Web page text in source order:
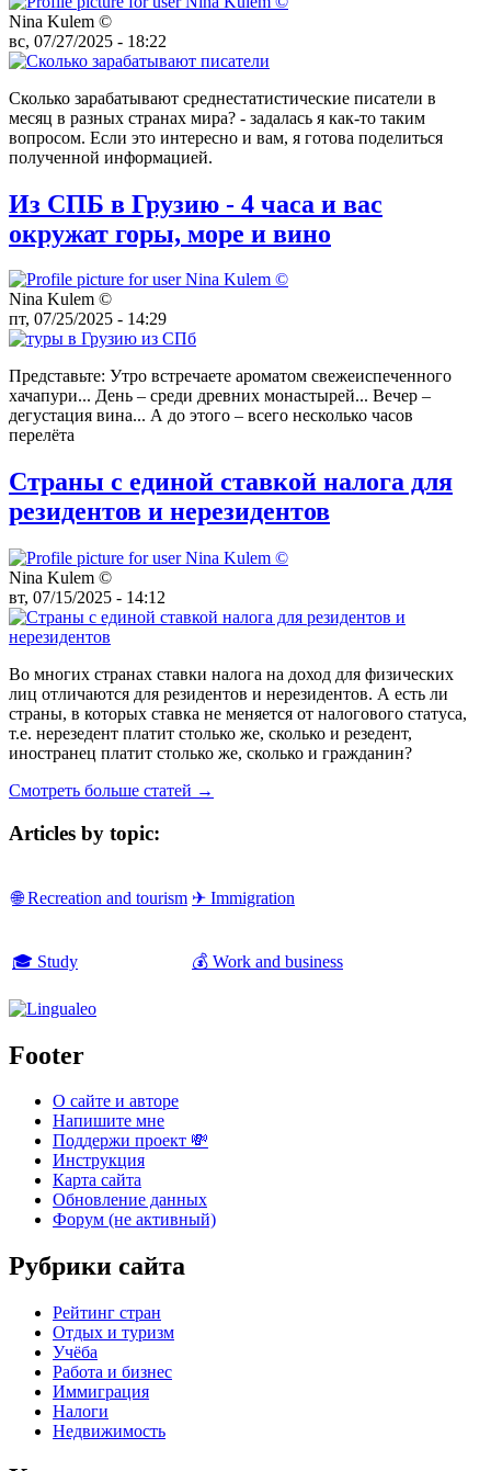
Nina Kulem ©️
вс, 07/27/2025 - 18:22
Сколько зарабатывают среднестатистические писатели в
месяц в разных странах мира? - задалась я как-то таким
вопросом. Если это интересно и вам, я готова поделиться
полученной информацией.
Из СПБ в Грузию - 4 часа и вас
окружат горы, море и вино
Nina Kulem ©️
пт, 07/25/2025 - 14:29
Представьте: Утро встречаете ароматом свежеиспеченного
хачапури... День – среди древних монастырей... Вечер –
дегустация вина... А до этого – всего несколько часов
перелёта
Страны с единой ставкой налога для
резидентов и нерезидентов
Nina Kulem ©️
вт, 07/15/2025 - 14:12
Во многих странах ставки налога на доход для физических
лиц отличаются для резидентов и нерезидентов. А есть ли
страны, в которых ставка не меняется от налогового статуса,
т.е. нерезедент платит столько же, сколько и резедент,
иностранец платит столько же, сколько и гражданин?
Смотреть больше статей →
Articles by topic:
🌐 Recreation and tourism ✈ Immigration
🎓 Study 💰 Work and business
Footer
О сайте и авторе
Напишите мне
Поддержи проект 💸
Инструкция
Карта сайта
Обновление данных
Форум (не активный)
Рубрики сайта
Рейтинг стран
Отдых и туризм
Учёба
Работа и бизнес
Иммиграция
Налоги
Недвижимость